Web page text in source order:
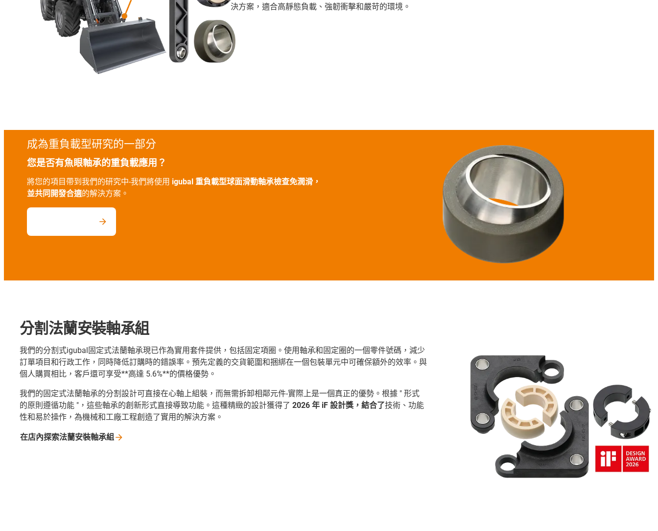
決方案，適合高靜態負載、強韌衝擊和嚴苛的環境。
成為重負載型研究的一部分
您是否有魚眼軸承的重負載應用？
將您的項目帶到我們的研究中-我們將使用 igubal 重負載型球面滑動軸承檢查免潤滑，
並共同開發合適的解決方案。
分割法蘭安裝軸承組
我們的分割式igubal固定式法蘭軸承現已作為實用套件提供，包括固定項圈。使用軸承和固定圈的一個零件號碼，減少
訂單項目和行政工作，同時降低訂購時的錯誤率。預先定義的交貨範圍和捆綁在一個包裝單元中可確保額外的效率。與
個人購買相比，客戶還可享受**高達 5.6%**的價格優勢。
我們的固定式法蘭軸承的分割設計可直接在心軸上組裝，而無需拆卸相鄰元件-實際上是一個真正的優勢。根據 " 形式
的原則遵循功能 "，這些軸承的創新形式直接導致功能。這種精緻的設計獲得了2026 年 iF 設計獎，結合了技術、功能
性和易於操作，為機械和工廠工程創造了實用的解決方案。
在店內探索法蘭安裝軸承組